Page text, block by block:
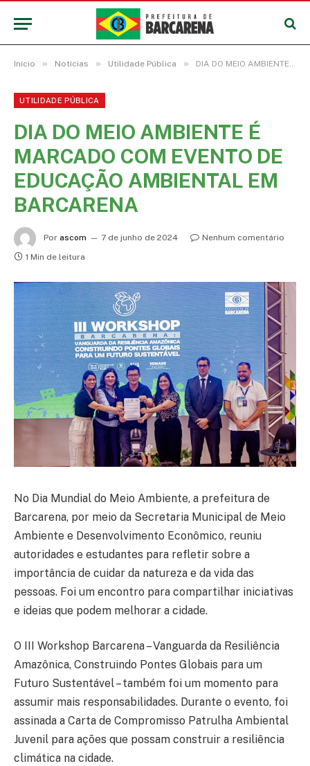
Início » Notícias » Utilidade Pública » DIA DO MEIO AMBIENTE É MARCADO COM EVENTO DE EDUCAÇÃO AMBIENTAL EM BARCARENA
UTILIDADE PÚBLICA
DIA DO MEIO AMBIENTE É
MARCADO COM EVENTO DE
EDUCAÇÃO AMBIENTAL EM
BARCARENA
Por ascom 7 de junho de 2024
Nenhum comentário
1 Min de leitura
No Dia Mundial do Meio Ambiente, a prefeitura de
Barcarena, por meio da Secretaria Municipal de Meio
Ambiente e Desenvolvimento Econômico, reuniu
autoridades e estudantes para refletir sobre a
importância de cuidar da natureza e da vida das
pessoas. Foi um encontro para compartilhar iniciativas
e ideias que podem melhorar a cidade.
O III Workshop Barcarena – Vanguarda da Resiliência
Amazônica, Construindo Pontes Globais para um
Futuro Sustentável – também foi um momento para
assumir mais responsabilidades. Durante o evento, foi
assinada a Carta de Compromisso Patrulha Ambiental
Juvenil para ações que possam construir a resiliência
climática na cidade.